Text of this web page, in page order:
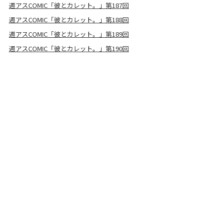
週アスCOMIC「彼とカレット。」第187回
週アスCOMIC「彼とカレット。」第188回
週アスCOMIC「彼とカレット。」第189回
週アスCOMIC「彼とカレット。」第190回